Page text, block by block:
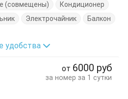
(совмещены)
Кондиционер
Электрочайник
Балкон
удобства
от 6000 руб
за номер за 1 сутки